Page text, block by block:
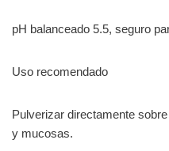
pH balanceado 5.5, seguro
Uso recomendado
Pulverizar directamente
y mucosas.